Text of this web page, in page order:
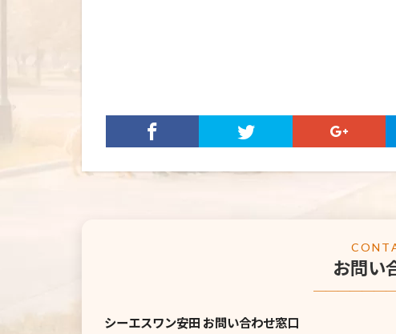
お問い
シーエスワン安田 お問い合わせ窓口